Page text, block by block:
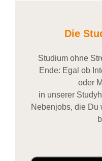
Die
Studium ohne
Ende: Egal ob
oder
in unserer
Nebenjobs, die Du